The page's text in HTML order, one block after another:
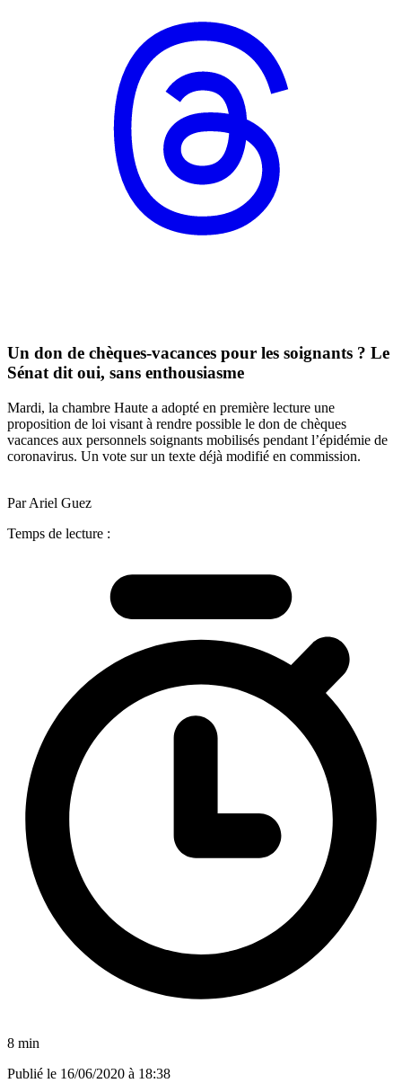
Un don de chèques-vacances pour les soignants ? Le
Sénat dit oui, sans enthousiasme
Mardi, la chambre Haute a adopté en première lecture une
proposition de loi visant à rendre possible le don de chèques
vacances aux personnels soignants mobilisés pendant l’épidémie de
coronavirus. Un vote sur un texte déjà modifié en commission.
Par Ariel Guez
Temps de lecture :
8 min
Publié le 16/06/2020 à 18:38